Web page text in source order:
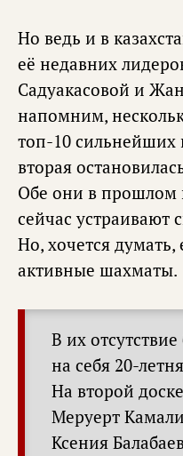
Но ведь и в
её недавних
Садуакасовой и
напомним,
топ-10 сильнейших
вторая
Обе они в прошлом
сейчас
Но, хочется думать,
активные шахматы.
В их
на себя 20-
На второй
Меруерт
Ксения